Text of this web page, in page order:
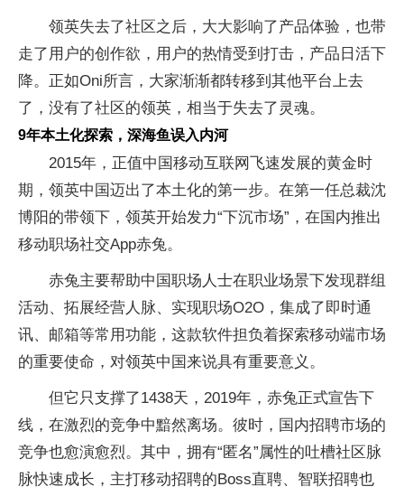
领英失去了社区之后，大大影响了产品体验，也带
走了用户的创作欲，用户的热情受到打击，产品日活下
降。正如Oni所言，大家渐渐都转移到其他平台上去
了，没有了社区的领英，相当于失去了灵魂。
9年本土化探索，深海鱼误入内河
2015年，正值中国移动互联网飞速发展的黄金时
期，领英中国迈出了本土化的第一步。在第一任总裁沈
博阳的带领下，领英开始发力“下沉市场”，在国内推出
移动职场社交App赤兔。
赤兔主要帮助中国职场人士在职业场景下发现群组
活动、拓展经营人脉、实现职场O2O，集成了即时通
讯、邮箱等常用功能，这款软件担负着探索移动端市场
的重要使命，对领英中国来说具有重要意义。
但它只支撑了1438天，2019年，赤兔正式宣告下
线，在激烈的竞争中黯然离场。彼时，国内招聘市场的
竞争也愈演愈烈。其中，拥有“匿名”属性的吐槽社区脉
脉快速成长，主打移动招聘的Boss直聘、智联招聘也